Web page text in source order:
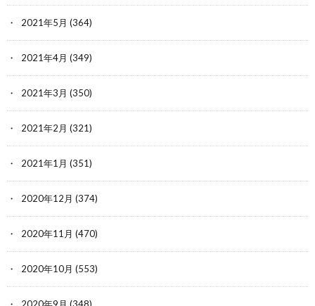
2021年5月 (364)
2021年4月 (349)
2021年3月 (350)
2021年2月 (321)
2021年1月 (351)
2020年12月 (374)
2020年11月 (470)
2020年10月 (553)